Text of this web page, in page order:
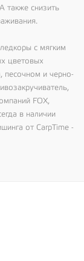
также снизить
с мягким
цветовых
песочном и черно-
FOX,
в наличии
от CarpTime -